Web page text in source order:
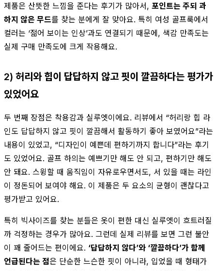
제품은 산뜻한 느낌을 준다는 후기가 많아서, 포인트는 주되 과
하지 않은 무드를 찾는 분에게 잘 맞아요. 특히 여성 골프룩에서
컬러는 ‘젊어 보이는 인상’과도 연결되기 때문에, 색감 만족도는
실제 구매 만족도에 크게 작용해요.
2) 허리와 힙이 답답하지 않고 핏이 깔끔하다는 평가가
있었어요
두 번째 장점은 착용감과 실루엣이에요. 리뷰에서 “허리랑 힙 라
인도 답답하지 않고 핏이 깔끔해서 활동하기 좋아 보였어요”라는
내용이 있었고, “디자인이 예쁜데 편하기까지 합니다”라는 후기
도 있었어요. 골프 하의는 예쁘기만 해도 안 되고, 편하기만 해도
안 돼요. 스윙할 때 움직임이 자유로우면서도, 서 있을 때는 라인
이 정돈되어 보여야 해요. 이 제품은 두 요소의 균형이 괜찮다고
평가받고 있어요.
특히 빅사이즈를 찾는 분들은 옷이 편한 대신 실루엣이 흐트러질
까 걱정하는 경우가 많아요. 그런데 실제 리뷰를 보면 그런 불안
이 꽤 줄어드는 편이에요. ‘답답하지 않다’와 ‘깔끔하다’가 함께
언급된다는 점은 단순한 느슨한 핏이 아니라, 입었을 때 형태가